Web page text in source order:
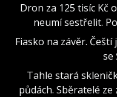
Dron za 125 tisíc Kč
neumí sestřelit.
Fiasko na závěr.
se
Tahle stará
půdách. Sběratelé